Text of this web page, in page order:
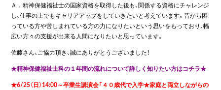
Ａ．精神保健福祉士の国家資格を取得した後も、関係する資格にチャレンジ
し、仕事の上でもキャリアアップをしていきたいと考えています。昔から困
っている方や苦しまれている方の力になりたいという思いをもっており、幅
広い方々の支援が出来る人間になりたいと思っています。
佐藤さん、ご協力頂き、誠にありがとうございました！
★精神保健福祉士科の１年間の流れについて詳しく知りたい方はコチラ★
★6/25（日）14:00～卒業生講演会「４０歳代で入学★家庭と両立しながらの